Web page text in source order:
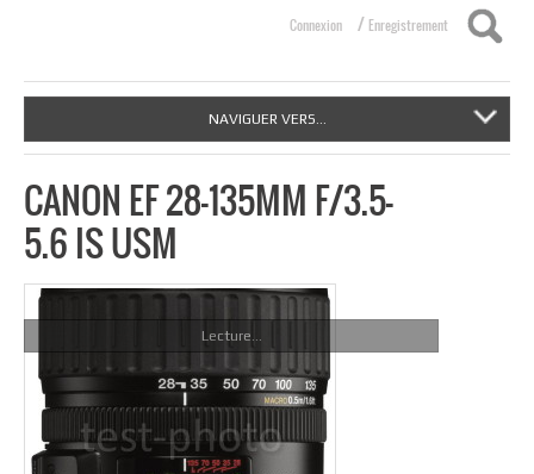
Connexion / Enregistrement
NAVIGUER VERS...
CANON EF 28-135MM F/3.5-
5.6 IS USM
Lecture...